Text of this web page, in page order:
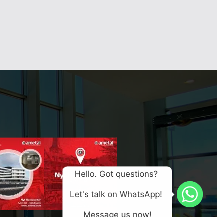
Hello. Got questions?
Let's talk on WhatsApp!
Message us now!